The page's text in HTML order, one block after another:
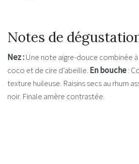
Notes de
Nez :Une note aigre-douce combinée
coco et de cire d’abeille. En bouche:
texture huileuse. Raisins secs au rhum
noir. Finale amère contrastée.